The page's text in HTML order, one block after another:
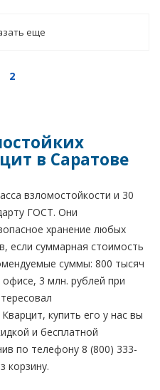
еще
2
в Саратове
взломостойкости и 30
ГОСТ. Они
хранение любых
если суммарная стоимость
суммы: 800 тысяч
3 млн. рублей при
купить его у нас вы
и бесплатной
по телефону 8 (800) 333-
корзину.